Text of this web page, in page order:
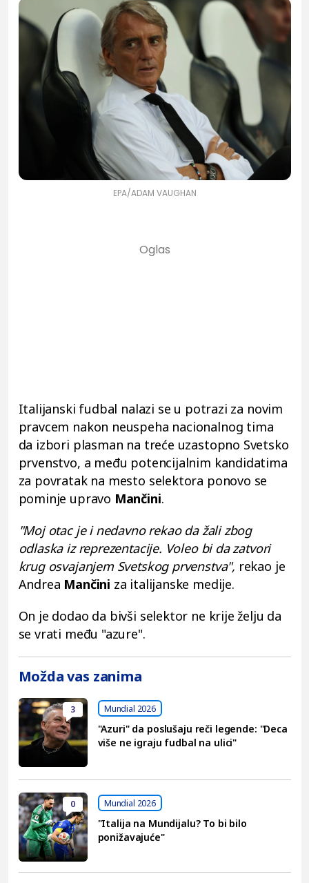
EPA/ADAM VAUGHAN
Italijanski fudbal nalazi se u potrazi za novim
pravcem nakon neuspeha nacionalnog tima
da izbori plasman na treće uzastopno Svetsko
prvenstvo, a među potencijalnim kandidatima
za povratak na mesto selektora ponovo se
pominje upravo Mančini.
"Moj otac je i nedavno rekao da žali zbog
odlaska iz reprezentacije. Voleo bi da zatvori
krug osvajanjem Svetskog prvenstva", rekao je
Andrea Mančini za italijanske medije.
On je dodao da bivši selektor ne krije želju da
se vrati među "azure".
Možda vas zanima
3 Mundial 2026
"Azuri" da poslušaju reči legende: "Deca
više ne igraju fudbal na ulici"
0 Mundial 2026
"Italija na Mundijalu? To bi bilo
ponižavajuće"